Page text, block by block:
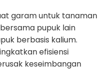
garam untuk tanaman
pupuk lain
berbasis kalium.
efisiensi
keseimbangan